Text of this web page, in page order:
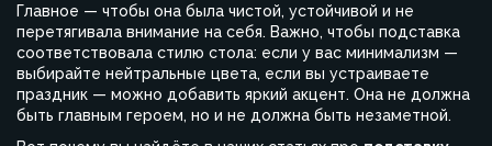
Главное — чтобы она была чистой, устойчивой и не
перетягивала внимание на себя. Важно, чтобы подставка
соответствовала стилю стола: если у вас минимализм —
выбирайте нейтральные цвета, если вы устраиваете
праздник — можно добавить яркий акцент. Она не должна
быть главным героем, но и не должна быть незаметной.